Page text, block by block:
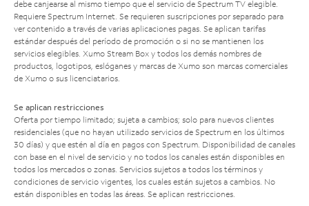
debe canjearse al mismo tiempo que el servicio de Spectrum TV elegible.
Requiere Spectrum Internet. Se requieren suscripciones por separado para
ver contenido a través de varias aplicaciones pagas. Se aplican tarifas
estándar después del período de promoción o si no se mantienen los
servicios elegibles. Xumo Stream Box y todos los demás nombres de
productos, logotipos, eslóganes y marcas de Xumo son marcas comerciales
de Xumo o sus licenciatarios.
Se aplican restricciones
Oferta por tiempo limitado; sujeta a cambios; solo para nuevos clientes
residenciales (que no hayan utilizado servicios de Spectrum en los últimos
30 días) y que estén al día en pagos con Spectrum. Disponibilidad de canales
con base en el nivel de servicio y no todos los canales están disponibles en
todos los mercados o zonas. Servicios sujetos a todos los términos y
condiciones de servicio vigentes, los cuales están sujetos a cambios. No
están disponibles en todas las áreas. Se aplican restricciones.